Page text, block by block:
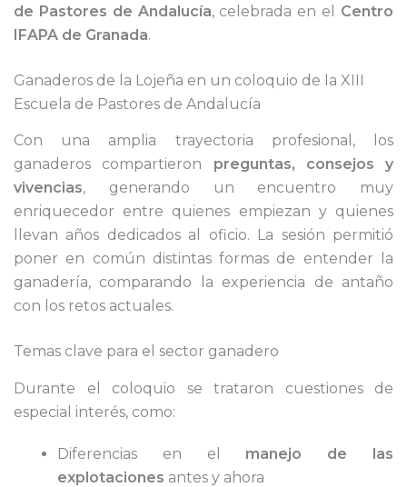
de Pastores de Andalucía, celebrada en el Centro
IFAPA de Granada.
Ganaderos de la Lojeña en un coloquio de la XIII
Escuela de Pastores de Andalucía
Con una amplia trayectoria profesional, los
ganaderos compartieron preguntas, consejos y
vivencias, generando un encuentro muy
enriquecedor entre quienes empiezan y quienes
llevan años dedicados al oficio. La sesión permitió
poner en común distintas formas de entender la
ganadería, comparando la experiencia de antaño
con los retos actuales.
Temas clave para el sector ganadero
Durante el coloquio se trataron cuestiones de
especial interés, como:
Diferencias en el manejo de las
explotaciones antes y ahora